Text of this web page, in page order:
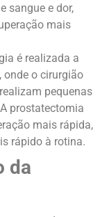
sangue e dor,
mais
é realizada a
onde o cirurgião
pequenas
prostatectomia
mais rápida,
rápido à rotina.
da